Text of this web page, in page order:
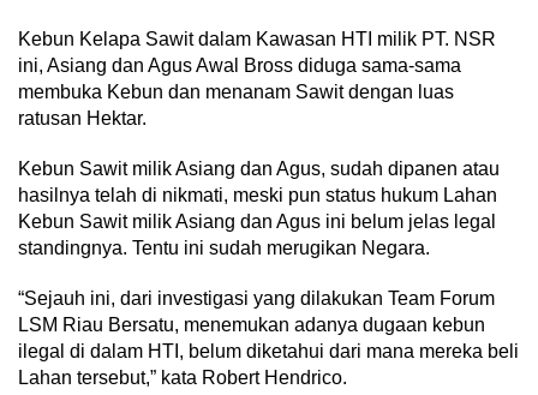
Kebun Kelapa Sawit dalam Kawasan HTI milik PT. NSR
ini, Asiang dan Agus Awal Bross diduga sama-sama
membuka Kebun dan menanam Sawit dengan luas
ratusan Hektar.
Kebun Sawit milik Asiang dan Agus, sudah dipanen atau
hasilnya telah di nikmati, meski pun status hukum Lahan
Kebun Sawit milik Asiang dan Agus ini belum jelas legal
standingnya. Tentu ini sudah merugikan Negara.
“Sejauh ini, dari investigasi yang dilakukan Team Forum
LSM Riau Bersatu, menemukan adanya dugaan kebun
ilegal di dalam HTI, belum diketahui dari mana mereka beli
Lahan tersebut,” kata Robert Hendrico.